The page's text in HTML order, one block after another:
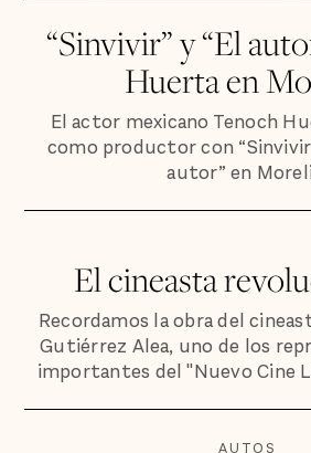
“Sinvivir” y “El
Huerta en
El actor mexicano Tenoch
como productor con
autor” en
El cineasta
Recordamos la obra del
Gutiérrez Alea, uno de los
importantes del "Nuevo Cine
AUTOS